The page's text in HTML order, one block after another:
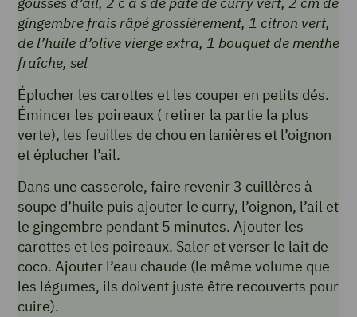
gingembre frais râpé grossièrement, 1 citron vert,
de l’huile d’olive vierge extra, 1 bouquet de menthe
fraîche, sel
Éplucher les carottes et les couper en petits dés.
Émincer les poireaux ( retirer la partie la plus
verte), les feuilles de chou en lanières et l’oignon
et éplucher l’ail.
Dans une casserole, faire revenir 3 cuillères à
soupe d’huile puis ajouter le curry, l’oignon, l’ail et
le gingembre pendant 5 minutes. Ajouter les
carottes et les poireaux. Saler et verser le lait de
coco. Ajouter l’eau chaude (le même volume que
les légumes, ils doivent juste être recouverts pour
cuire).